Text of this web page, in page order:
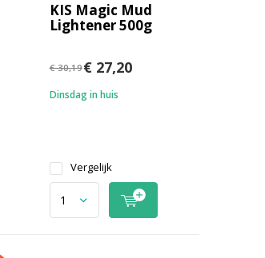
KIS Magic Mud
Lightener 500g
€ 30,19€ 27,20
Dinsdag in huis
Vergelijk